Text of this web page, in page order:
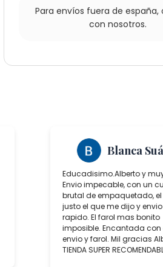
Para envíos fuera de españa,
con nosotros.
Blanca
Educadisimo.Alberto y
Envio impecable, con un
brutal de empaquetado,
justo el que me dijo y
rapido. El farol mas bonito
imposible. Encantada con
envio y farol. Mil gracias
TIENDA SUPER